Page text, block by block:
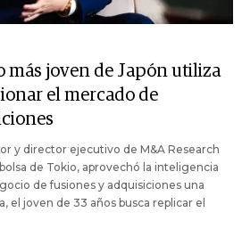
joven de Japón utiliza
el mercado de
y director ejecutivo de M&A Research
de Tokio, aprovechó la inteligencia
de fusiones y adquisiciones una
el joven de 33 años busca replicar el